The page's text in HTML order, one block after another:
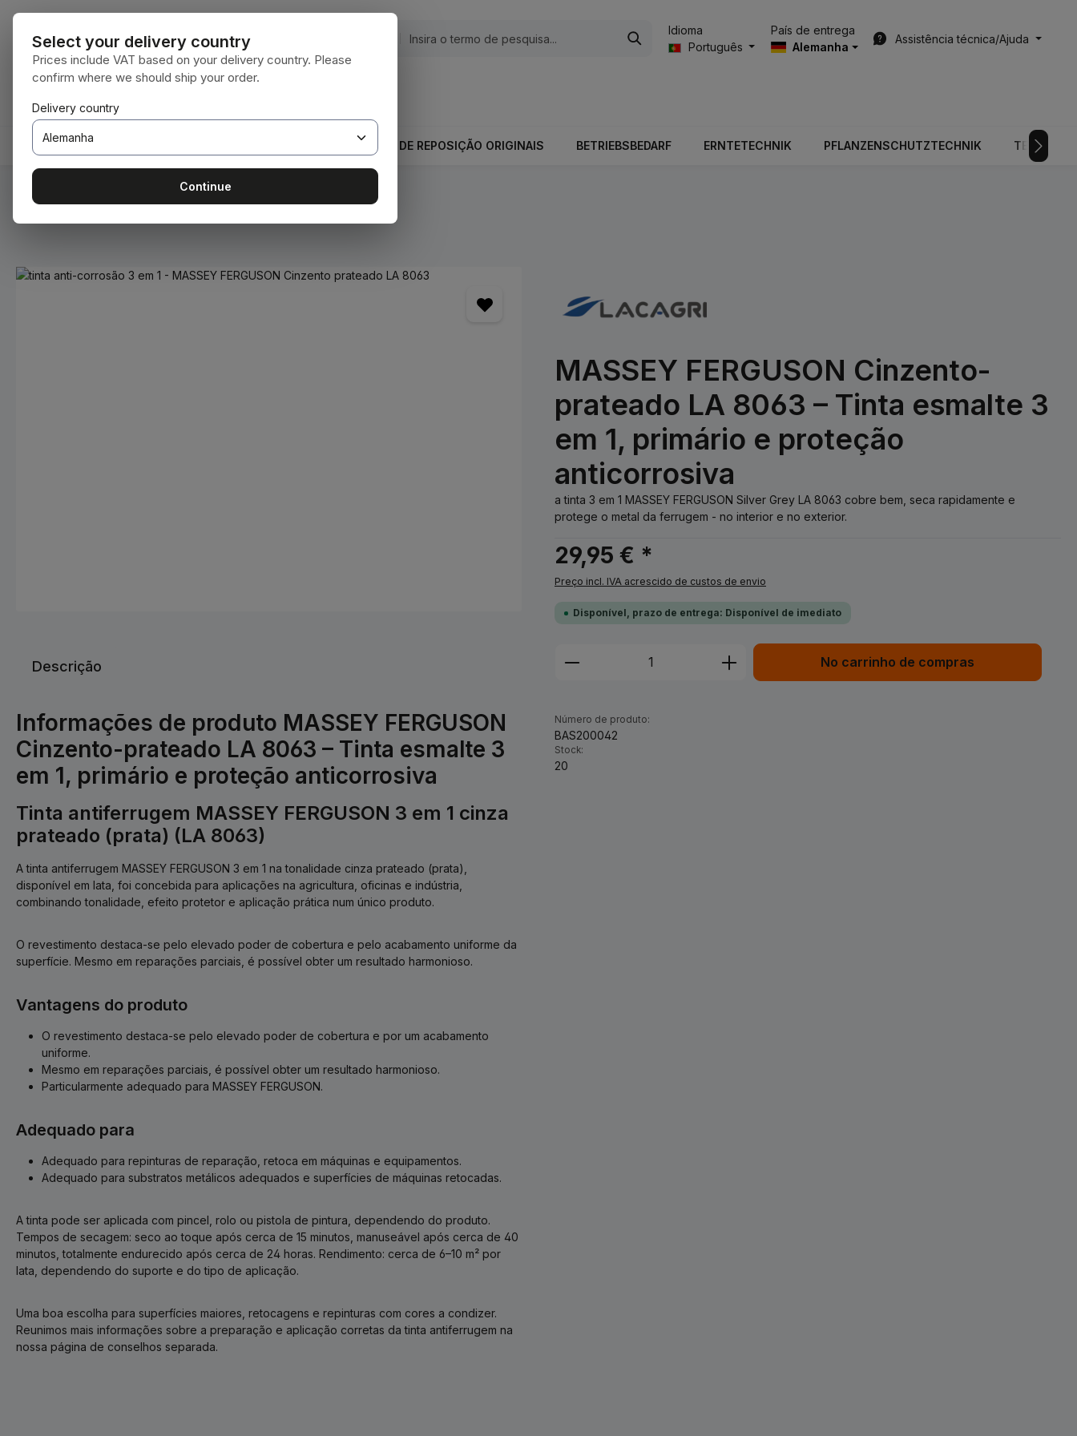
o conteúdo principal
Saltar para a pesquisa
Saltar para a navegação principal
Idioma
Português
País de entrega
Alemanha
Assistência técnica/Ajuda
HOME PEÇAS DE REPOSIÇÃO ORIGINAIS BETRIEBSBEDARF ERNTETECHNIK PFLANZENSCHUTZTECHNIK
Você está aqui:
Ignorar galeria de imagens
MASSEY FERGUSON Cinzento-
prateado LA 8063 – Tinta esmalte 3
em 1, primário e proteção
anticorrosiva
a tinta 3 em 1 MASSEY FERGUSON Silver Grey LA 8063 cobre bem, seca rapidamente e
protege o metal da ferrugem - no interior e no exterior.
29,95 € *
Preço incl. IVA acrescido de custos de envio
Disponível, prazo de entrega: Disponível de imediato
Quantidade do Produto: Insira a quantidade desejada
No carrinho de compras
Número de produto:
BAS200042
Stock:
20
Descrição
Informações de produto MASSEY FERGUSON
Cinzento-prateado LA 8063 – Tinta esmalte 3
em 1, primário e proteção anticorrosiva
Tinta antiferrugem MASSEY FERGUSON 3 em 1 cinza
prateado (prata) (LA 8063)
A tinta antiferrugem MASSEY FERGUSON 3 em 1 na tonalidade cinza prateado (prata),
disponível em lata, foi concebida para aplicações na agricultura, oficinas e indústria,
combinando tonalidade, efeito protetor e aplicação prática num único produto.
O revestimento destaca-se pelo elevado poder de cobertura e pelo acabamento uniforme da
superfície. Mesmo em reparações parciais, é possível obter um resultado harmonioso.
Vantagens do produto
O revestimento destaca-se pelo elevado poder de cobertura e por um acabamento
uniforme.
Mesmo em reparações parciais, é possível obter um resultado harmonioso.
Particularmente adequado para MASSEY FERGUSON.
Adequado para
Adequado para repinturas de reparação, retoca em máquinas e equipamentos.
Adequado para substratos metálicos adequados e superfícies de máquinas retocadas.
A tinta pode ser aplicada com pincel, rolo ou pistola de pintura, dependendo do produto.
Tempos de secagem: seco ao toque após cerca de 15 minutos, manuseável após cerca de 40
minutos, totalmente endurecido após cerca de 24 horas. Rendimento: cerca de 6–10 m² por
lata, dependendo do suporte e do tipo de aplicação.
Uma boa escolha para superfícies maiores, retocagens e repinturas com cores a condizer.
Reunimos mais informações sobre a preparação e aplicação corretas da tinta antiferrugem na
nossa página de conselhos separada.
Select your delivery country
Prices include VAT based on your delivery country. Please
confirm where we should ship your order.
Delivery country
Continue